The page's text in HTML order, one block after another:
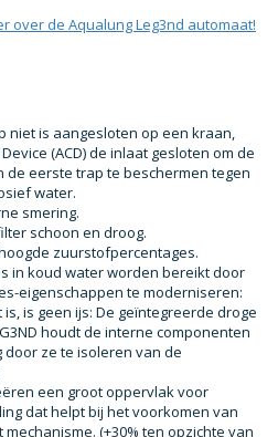
over de Aqualung Leg3nd automaat!
niet is aangesloten op een kraan,
(ACD) de inlaat gesloten om de
eerste trap te beschermen tegen
water.
smering.
schoon en droog.
zuurstofpercentages.
in koud water worden bereikt door
eigenschappen te moderniseren:
is geen ijs: De geïntegreerde droge
houdt de interne componenten
door ze te isoleren van de
een groot oppervlak voor
dat helpt bij het voorkomen van
(+30% ten opzichte van